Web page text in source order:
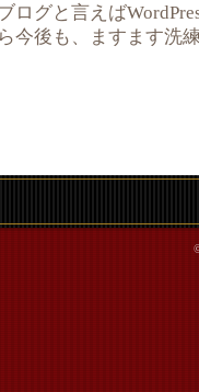
ログと言えば
今後も、ますます洗